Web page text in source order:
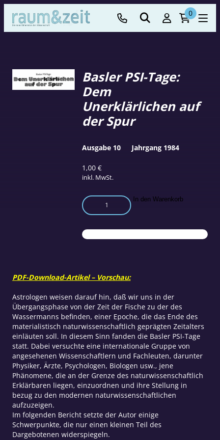
0
Basler PSI-Tage:
Dem
Unerklärlichen auf
der Spur
1,00€
inkl. MwSt.
Basler
PSI-
Dem
Unerklärlichen
Menge
In den Warenkorb
Ausgabe 10 Jahrgang 1984
PDF-Download-Artikel – Vorschau:
Astrologen weisen darauf hin, daß wir uns in der
Übergangsphase von der Zeit der Fische zu der des
Wassermanns befinden, einer Epoche, die das Ende des
materialistisch naturwissenschaftlich geprägten Zeitalters
einläuten soll. In diesem Sinn fanden die Basler PSI-Tage
statt. Dabei versuchte eine internationale Gruppe von
angesehenen Wissenschaftlern und Fachleuten, darunter
Physiker, Ärzte, Psychologen, Biologen usw., jene
Phänomene, die an der Grenze des naturwissenschaftlich
Erklärbaren liegen, einzuordnen und ihre Stellung in
bezug zu den modernen naturwissenschaftlichen
aufzuzeigen.
Im folgenden Bericht setzte der Autor einige
Schwerpunkte, die nur einen kleinen Teil des
Dargebotenen widerspiegeln.